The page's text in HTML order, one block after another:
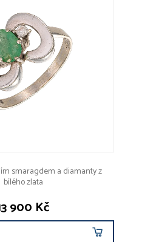
smaragdem a diamanty z
bílého zlata
900 Kč